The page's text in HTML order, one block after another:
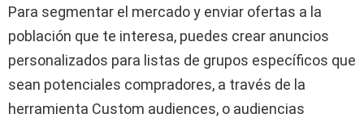
Para segmentar el mercado y enviar ofertas a la
población que te interesa, puedes crear anuncios
personalizados para listas de grupos específicos que
sean potenciales compradores, a través de la
herramienta Custom audiences, o audiencias